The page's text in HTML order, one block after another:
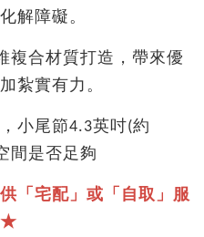
解障礙。
複合材質打造，帶來優
紮實有力。
小尾節4.3英吋(約
間是否足夠
「宅配」或「自取」服
★